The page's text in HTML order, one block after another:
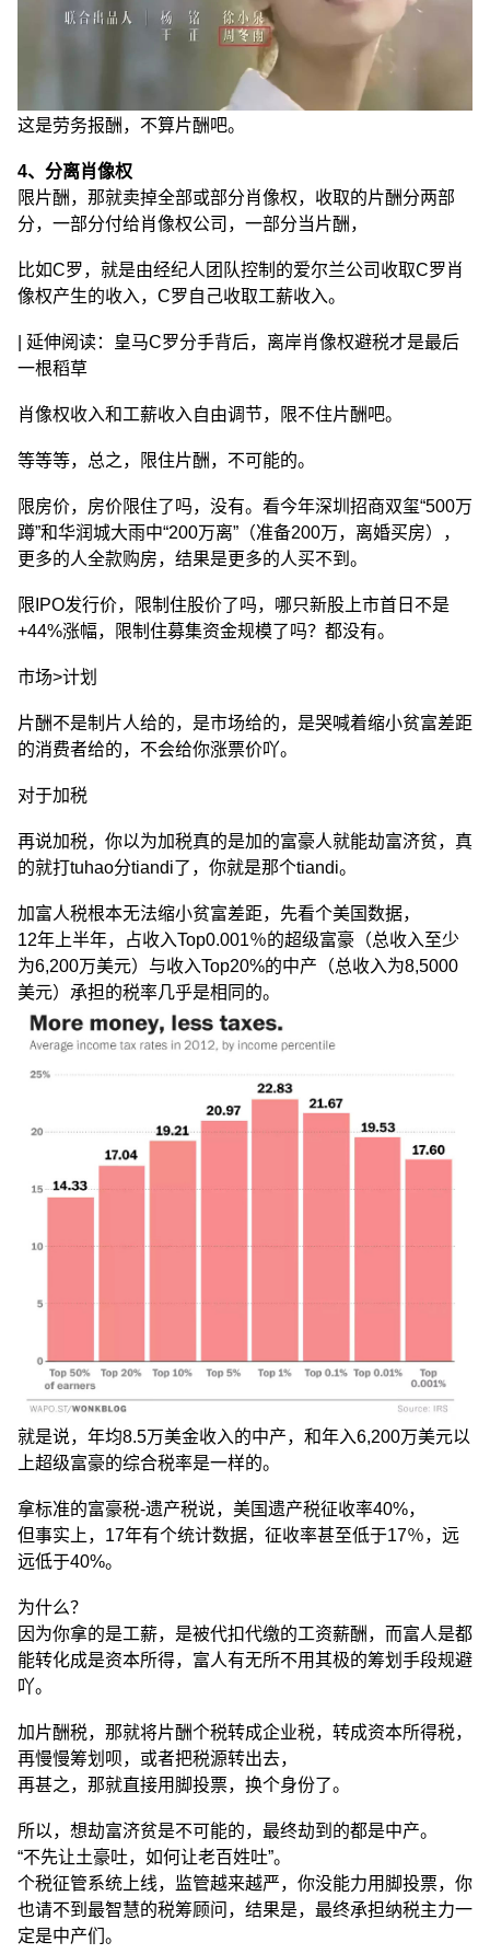
这是劳务报酬，不算片酬吧。
4、分离肖像权
限片酬，那就卖掉全部或部分肖像权，收取的片酬分两部
分，一部分付给肖像权公司，一部分当片酬，
比如C罗，就是由经纪人团队控制的爱尔兰公司收取C罗肖
像权产生的收入，C罗自己收取工薪收入。
| 延伸阅读：皇马C罗分手背后，离岸肖像权避税才是最后
一根稻草
肖像权收入和工薪收入自由调节，限不住片酬吧。
等等等，总之，限住片酬，不可能的。
限房价，房价限住了吗，没有。看今年深圳招商双玺“500万
蹲”和华润城大雨中“200万离”（准备200万，离婚买房），
更多的人全款购房，结果是更多的人买不到。
限IPO发行价，限制住股价了吗，哪只新股上市首日不是
+44%涨幅，限制住募集资金规模了吗？都没有。
市场>计划
片酬不是制片人给的，是市场给的，是哭喊着缩小贫富差距
的消费者给的，不会给你涨票价吖。
对于加税
再说加税，你以为加税真的是加的富豪人就能劫富济贫，真
的就打tuhao分tiandi了，你就是那个tiandi。
加富人税根本无法缩小贫富差距，先看个美国数据，
12年上半年，占收入Top0.001％的超级富豪（总收入至少
为6,200万美元）与收入Top20%的中产（总收入为8,5000
美元）承担的税率几乎是相同的。
就是说，年均8.5万美金收入的中产，和年入6,200万美元以
上超级富豪的综合税率是一样的。
拿标准的富豪税-遗产税说，美国遗产税征收率40%，
但事实上，17年有个统计数据，征收率甚至低于17％，远
远低于40%。
为什么？
因为你拿的是工薪，是被代扣代缴的工资薪酬，而富人是都
能转化成是资本所得，富人有无所不用其极的筹划手段规避
吖。
加片酬税，那就将片酬个税转成企业税，转成资本所得税，
再慢慢筹划呗，或者把税源转出去，
再甚之，那就直接用脚投票，换个身份了。
所以，想劫富济贫是不可能的，最终劫到的都是中产。
“不先让土豪吐，如何让老百姓吐”。
个税征管系统上线，监管越来越严，你没能力用脚投票，你
也请不到最智慧的税筹顾问，结果是，最终承担纳税主力一
定是中产们。